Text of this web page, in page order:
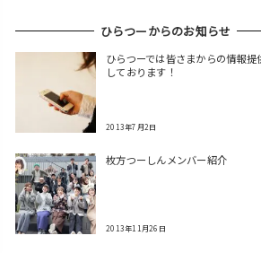
ひらつーからのお知らせ
ひらつーでは皆さまからの情報提
しております！
2013年7月2日
枚方つーしんメンバー紹介
2013年11月26日